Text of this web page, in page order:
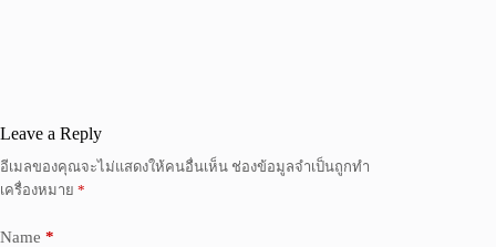
Leave a Reply
อีเมลของคุณจะไม่แสดงให้คนอื่นเห็น ช่องข้อมูลจำเป็นถูกทำ
เครื่องหมาย *
Name *